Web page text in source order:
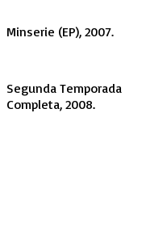
Minserie (EP), 2007.
Segunda Temporada
Completa, 2008.